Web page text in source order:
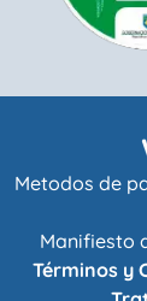
Metodos de
Manifiesto
Términos y